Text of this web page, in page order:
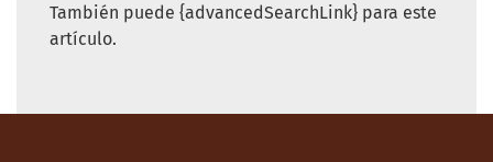
También puede {advancedSearchLink} para este
artículo.